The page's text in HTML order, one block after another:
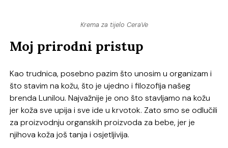
Krema za tijelo CeraVe
Moj prirodni pristup
Kao trudnica, posebno pazim što unosim u organizam i
što stavim na kožu, što je ujedno i filozofija našeg
brenda Lunilou. Najvažnije je ono što stavljamo na kožu
jer koža sve upija i sve ide u krvotok. Zato smo se odlučili
za proizvodnju organskih proizvoda za bebe, jer je
njihova koža još tanja i osjetljivija.